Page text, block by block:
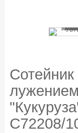
С72208/